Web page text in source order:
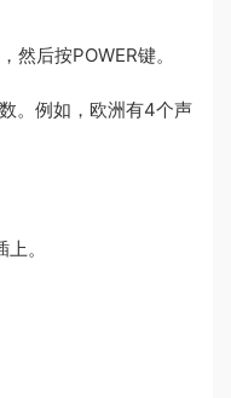
然后按POWER键。
。例如，欧洲有4个声
。